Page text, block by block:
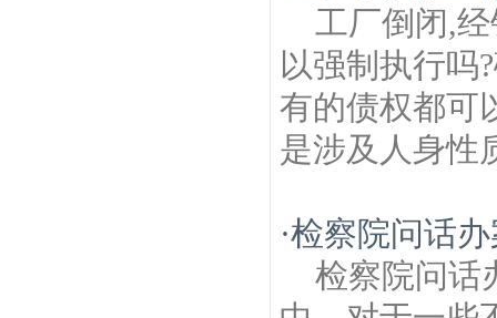
工厂倒闭,
以强制执行吗
有的债权都可
是涉及人身性
·检察院问话
检察院问话